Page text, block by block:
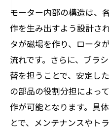
なす
モーターの正逆
説
モーターを逆に
モーター内部構
由
モーター仕組み
モーター内部の構造は、
作を生み出すよう設計さ
タが磁場を作り、ロータ
流れです。さらに、ブラ
替を担うことで、安定し
の部品の役割分担によっ
作が可能となります。具
とで、メンテナンスやト